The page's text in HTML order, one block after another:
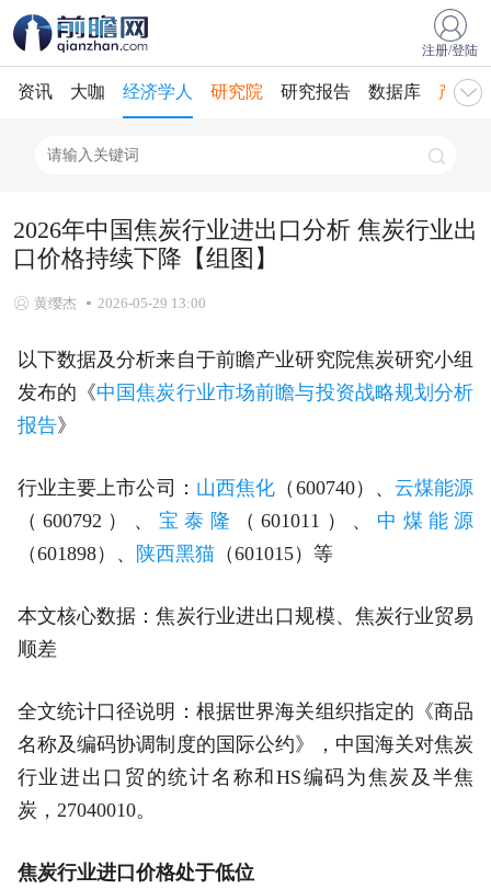
注册/登陆
资讯 大咖 经济学人 研究院 研究报告 数据库 产业
2026年中国焦炭行业进出口分析 焦炭行业出
口价格持续下降【组图】
黄缨杰 2026-05-29 13:00
以下数据及分析来自于前瞻产业研究院焦炭研究小组
发布的《中国焦炭行业市场前瞻与投资战略规划分析
报告》
行业主要上市公司： 山西焦化 （600740）、 云煤能源
（600792）、 宝泰隆 （601011）、 中煤能源
（601898）、 陕西黑猫（601015）等
本文核心数据：焦炭行业进出口规模、焦炭行业贸易
顺差
全文统计口径说明：根据世界海关组织指定的《商品
名称及编码协调制度的国际公约》，中国海关对焦炭
行业进出口贸的统计名称和HS编码为焦炭及半焦
炭，27040010。
焦炭行业进口价格处于低位